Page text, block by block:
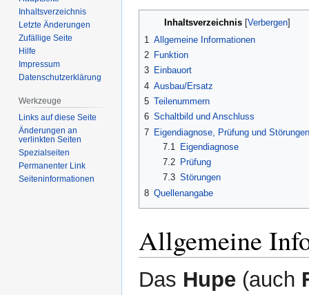
springen
springen
Inhaltsverzeichnis
1 Allgemeine Informationen
2 Funktion
3 Einbauort
4 Ausbau/Ersatz
5 Teilenummern
6 Schaltbild und Anschluss
7 Eigendiagnose, Prüfung und Störungen
7.1
Eigendiagnose
7.2
Prüfung
7.3 Störungen
8 Quellenangabe
Allgemeine
Das Hupe (auch
Inhaltsverzeichnis
Letzte Änderungen
Zufällige Seite
Hilfe
Impressum
Datenschutzerklärung
Werkzeuge
Links auf diese Seite
Änderungen an
verlinkten Seiten
Spezialseiten
Permanenter Link
Seiten­informationen